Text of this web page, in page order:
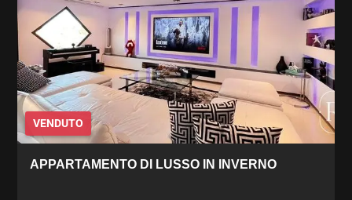
VENDUTO
APPARTAMENTO DI LUSSO IN INVERNO